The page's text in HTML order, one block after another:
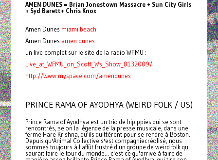
AMEN DUNES = Brian Jonestown Massacre + Sun City Girls
+ Syd Barett+ Chris Knox
Amen Dunes miami beach
Amen Dunes amen dunes
un live complet sur le site de la radio WFMU :
Live_at_WFMU_on_Scott_Ws_Show_8132009/
http://www.myspace.com/amendunes
PRINCE RAMA OF AYODHYA (WEIRD FOLK / US)
Prince Rama of Ayodhya est un trio de hipippies qui se sont
rencontrés, selon la légende de la presse musicale, dans une
ferme Hare Krishna, qu'ils quittèrent pour se rendre à Boston.
Depuis qu'Animal Collective s'est compagniecréolisé, nous
sommes toujours à l'affût frustré d'un groupe de weird folk qui
saurait faire le tour du monde... c'est ce qu'arrive à faire de